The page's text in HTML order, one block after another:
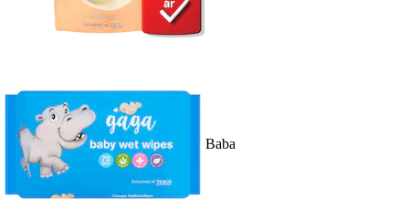
Baba